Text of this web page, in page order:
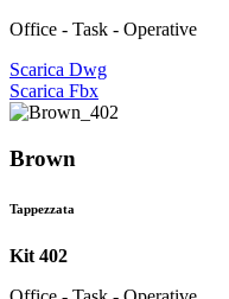
Office - Task - Operative
Scarica Dwg
Scarica Fbx
Brown
Tappezzata
Kit 402